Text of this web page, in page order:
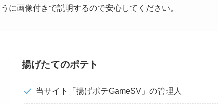
に画像付きで説明するので安心してください。
揚げたてのポテト
当サイト「揚げポテGameSV」の管理人